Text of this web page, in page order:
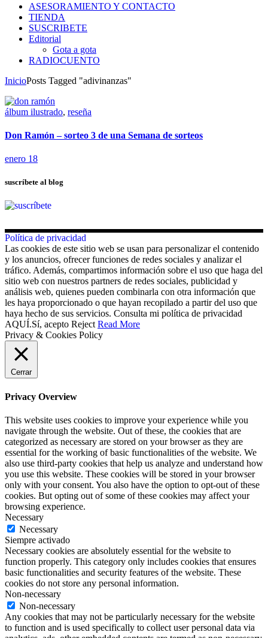
ASESORAMIENTO Y CONTACTO
TIENDA
SUSCRIBETE
Editorial
Gota a gota
RADIOCUENTO
InicioPosts Tagged "adivinanzas"
álbum ilustrado, reseña
Don Ramón – sorteo 3 de una Semana de sorteos
enero 18
suscríbete al blog
Política de privacidad
Las cookies de este sitio web se usan para personalizar el contenido
y los anuncios, ofrecer funciones de redes sociales y analizar el
tráfico. Además, compartimos información sobre el uso que haga del
sitio web con nuestros partners de redes sociales, publicidad y
análisis web, quienes pueden combinarla con otra información que
les haya proporcionado o que hayan recopilado a partir del uso que
haya hecho de sus servicios. Consulta mi política de privacidad
AQUÍ.Sí, acepto Reject Read More
Privacy & Cookies Policy
Cerrar
Privacy Overview
This website uses cookies to improve your experience while you
navigate through the website. Out of these, the cookies that are
categorized as necessary are stored on your browser as they are
essential for the working of basic functionalities of the website. We
also use third-party cookies that help us analyze and understand how
you use this website. These cookies will be stored in your browser
only with your consent. You also have the option to opt-out of these
cookies. But opting out of some of these cookies may affect your
browsing experience.
Necessary
Necessary
Siempre activado
Necessary cookies are absolutely essential for the website to
function properly. This category only includes cookies that ensures
basic functionalities and security features of the website. These
cookies do not store any personal information.
Non-necessary
Non-necessary
Any cookies that may not be particularly necessary for the website
to function and is used specifically to collect user personal data via